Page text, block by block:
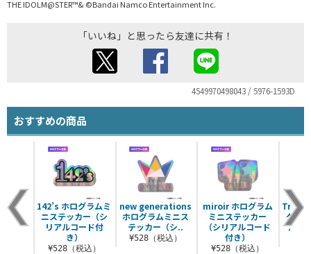
THE IDOLM@STER™& ©Bandai Namco Entertainment Inc.
「いいね」と思ったら友達に共有！
4549970498043 / 5976-1593D
おすすめの商品
new generations
ホログラムミニス
テッカー（シ..
¥528（税込）
miroir ホログラム
ミニステッカー
（シリアルコード
付き）
¥528（税込）
Triad
グラ
カー
142’s ホログラムミ
ニステッカー（シ
リアルコード付
き）
¥528（税込）